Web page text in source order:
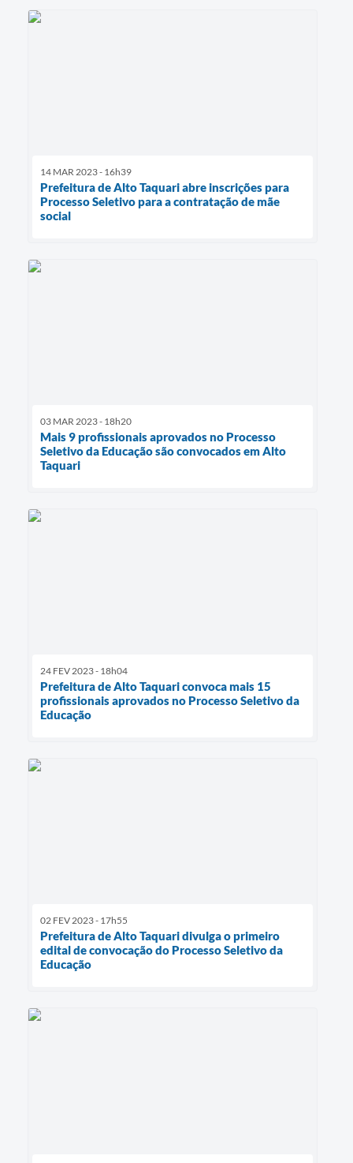
14 MAR 2023 - 16h39
Prefeitura de Alto Taquari abre inscrições para
Processo Seletivo para a contratação de mãe
social
03 MAR 2023 - 18h20
Mais 9 profissionais aprovados no Processo
Seletivo da Educação são convocados em Alto
Taquari
24 FEV 2023 - 18h04
Prefeitura de Alto Taquari convoca mais 15
profissionais aprovados no Processo Seletivo da
Educação
02 FEV 2023 - 17h55
Prefeitura de Alto Taquari divulga o primeiro
edital de convocação do Processo Seletivo da
Educação